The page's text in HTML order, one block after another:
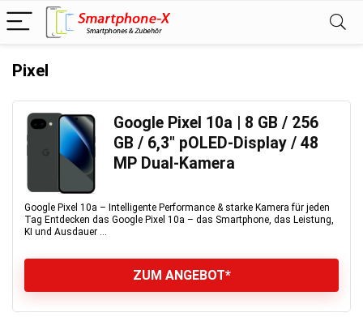
Pixel
Google Pixel 10a | 8 GB / 256
GB / 6,3″ pOLED-Display / 48
MP Dual-Kamera
Google Pixel 10a – Intelligente Performance & starke Kamera für jeden
Tag Entdecken das Google Pixel 10a – das Smartphone, das Leistung,
KI und Ausdauer ...
ZUM ANGEBOT*